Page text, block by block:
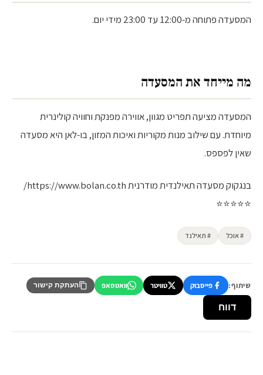
המסעדה פתוחה מ-12:00 עד 23:00 מידי יום.
מה מייחד את המסעדה
המסעדה מציעה תפריט מגוון, אווירה מפנקת וחוויה קולינרית
מיוחדת. עם שילוב מנות מקוריות ואיכות המזון, בו-לאן היא מסעדה
שאין לפספס.
בנגקוק מסעדה תאילנדית מודרנית https://www.bolan.co.th/
⭐⭐⭐⭐⭐
# אוכל # תאילנד
שיתוף: פייסבוק טוויטר וואטסאפ העתקת קישור
דווח